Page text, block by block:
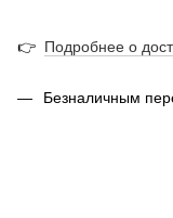
👉 Подробнее о
Безналичным